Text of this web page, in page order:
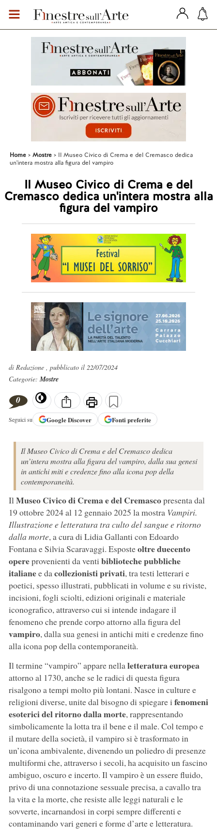
Home Mostre
Il Museo Civico di Crema e del Cremasco dedica
un'intera mostra alla figura del vampiro
Il Museo Civico di Crema e del
Cremasco dedica un'intera mostra alla
figura del vampiro
di Redazione , pubblicato il 22/07/2024
Categorie:Mostre
0
Seguici su GoogleDiscover Fonti preferite
Il Museo Civico di Crema e del Cremasco dedica
un’intera mostra alla figura del vampiro, dalla sua genesi
in antichi miti e credenze fino alla icona pop della
contemporaneità.
IlMuseo Civico di Crema e del Cremascopresenta dal
19 ottobre 2024 al 12 gennaio 2025 la mostraVampiri.
Illustrazione e letteratura tra culto del sangue e ritorno
dalla morte, a cura di Lidia Gallanti con Edoardo
Fontana e Silvia Scaravaggi. Esposteoltre duecento
opereprovenienti da venti biblioteche pubbliche
italianee dacollezionisti privati, tra testi letterari e
poetici, spesso illustrati, pubblicati in volume e su riviste,
incisioni, fogli sciolti, edizioni originali e materiale
iconografico, attraverso cui si intende indagare il
fenomeno che prende corpo attorno alla figura del
vampiro, dalla sua genesi in antichi miti e credenze fino
alla icona pop della contemporaneità.
Il termine “vampiro” appare nellaletteratura europea
attorno al 1730, anche se le radici di questa figura
risalgono a tempi molto più lontani. Nasce in culture e
religioni diverse, unite dal bisogno di spiegare i fenomeni
esoterici del ritorno dalla morte, rappresentando
simbolicamente la lotta tra il bene e il male. Col tempo e
il mutare della società, il vampiro si è trasformato in
un’icona ambivalente, divenendo un poliedro di presenze
multiformi che, attraverso i secoli, ha acquisito un fascino
ambiguo, oscuro e incerto. Il vampiro è un essere fluido,
privo di una connotazione sessuale precisa, a cavallo tra
la vita e la morte, che resiste alle leggi naturali e le
sovverte, incarnandosi in corpi sempre differenti e
contaminando vari generi e forme d’arte e letteratura.